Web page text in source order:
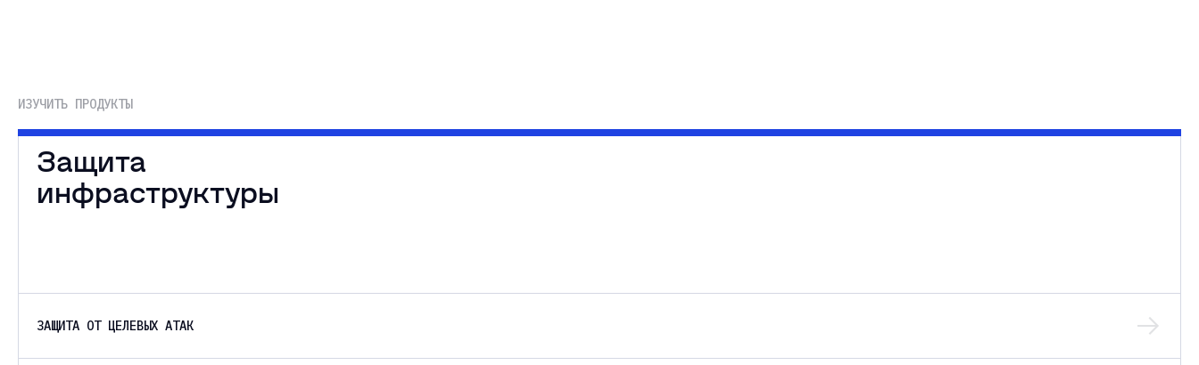
ИЗУЧИТЬ ПРОДУКТЫ
Защита
инфраструктуры
ЗАЩИТА ОТ ЦЕЛЕВЫХ АТАК